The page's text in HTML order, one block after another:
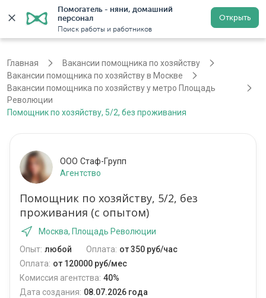
Помогатель - няни, домашний
персонал
Поиск работы и работников
Открыть
Регистрация
Главная
Вакансии помощника по хозяйству
Вакансии помощника по хозяйству в Москве
Вакансии помощника по хозяйству у метро Площадь
Революции
Помощник по хозяйству, 5/2, без проживания
ООО Стаф-Групп
Агентство
Помощник по хозяйству, 5/2, без
проживания (с опытом)
Москва, Площадь Революции
Опыт: любой Оплата: от 350 руб/час
Оплата: от 120000 руб/мес
Комиссия агентства: 40%
Дата создания: 08.07.2026 года